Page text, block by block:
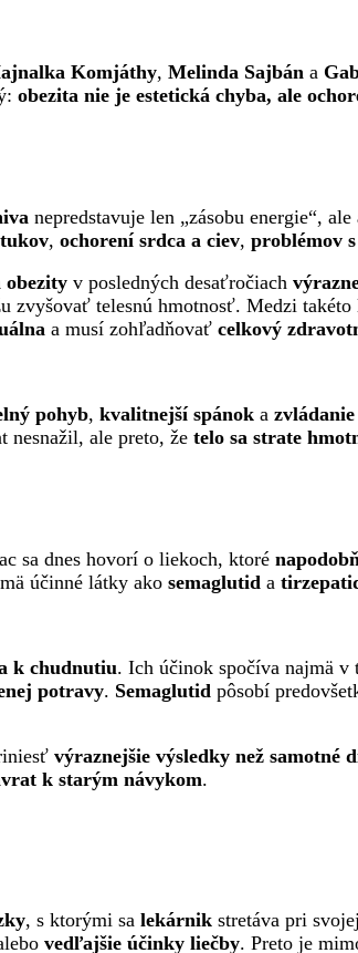
Komjáthy, Melinda Sajbán a
obezita nie je estetická chyba, ale
nepredstavuje len „zásobu energie“, ale
, ochorení srdca a ciev, problémov
obezity v posledných desaťročiach
zvyšovať telesnú hmotnosť. Medzi
a musí zohľadňovať celkový
pohyb, kvalitnejší spánok a
nesnažil, ale preto, že telo sa strate
sa dnes hovorí o liekoch, ktoré
účinné látky ako semaglutid a
k chudnutiu. Ich účinok spočíva najmä v
potravy. Semaglutid pôsobí
výraznejšie výsledky než samotné
k starým návykom.
, s ktorými sa lekárnik stretáva pri
vedľajšie účinky liečby. Preto je